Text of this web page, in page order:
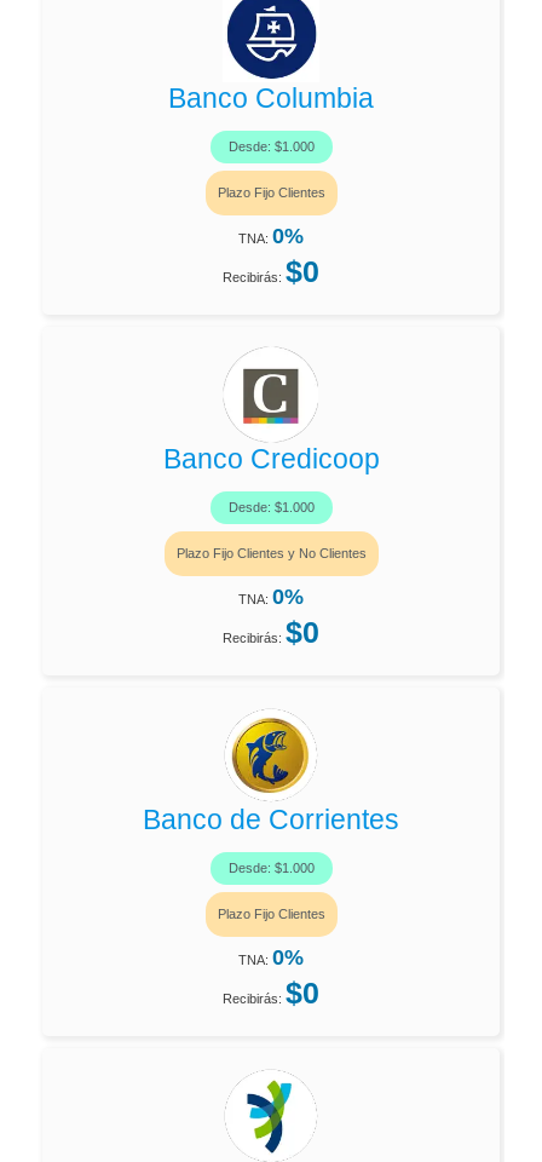
Banco Columbia
Desde: $1.000
Plazo Fijo Clientes
TNA: 0%
Recibirás: $0
Banco Credicoop
Desde: $1.000
Plazo Fijo Clientes y No Clientes
TNA: 0%
Recibirás: $0
Banco de Corrientes
Desde: $1.000
Plazo Fijo Clientes
TNA: 0%
Recibirás: $0